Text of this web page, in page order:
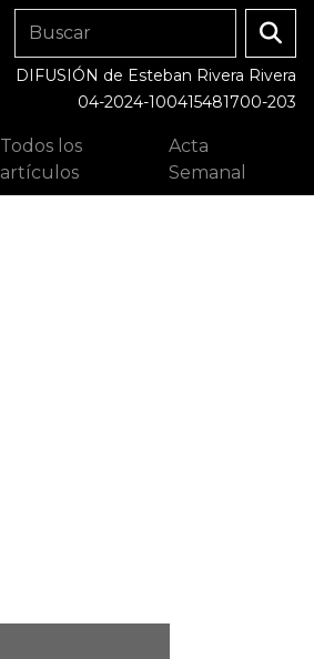
DIFUSIÓN de Esteban Rivera Rivera
04-2024-100415481700-203
Todos los
artículos
Acta
Semanal